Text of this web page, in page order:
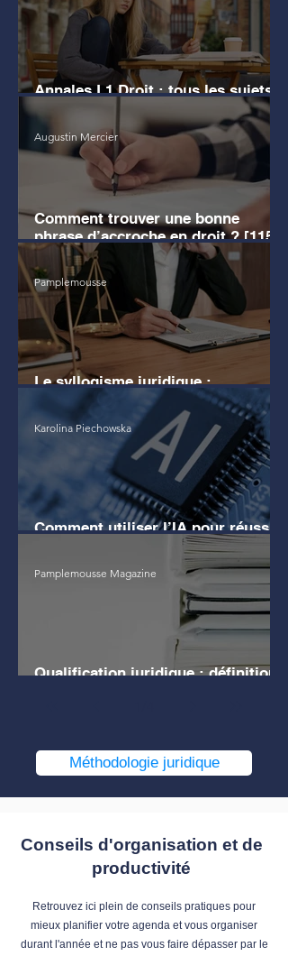
Annales L1 Droit : tous les sujets
d'examen
Comment trouver une bonne
phrase d’accroche en droit ? [115
EXEMPLES]
Augustin Mercier
Le syllogisme juridique :
définition, exemples clairs
Pamplemousse
Comment utiliser l’IA pour réussir
son commentaire d'arrêt ?
Karolina Piechowska
Qualification juridique : définition,
Pamplemousse Magazine
Méthodologie juridique
Conseils d'organisation et de
productivité
Retrouvez ici plein de conseils pratiques pour
mieux planifier votre agenda et vous organiser
durant l'année et ne pas vous faire dépasser par le